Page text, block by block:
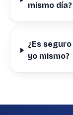
mismo día?
¿Es
yo mismo?